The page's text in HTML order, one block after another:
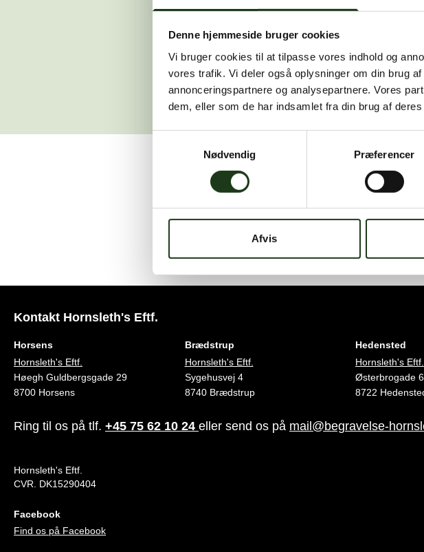
Denne hjemmeside bruger cookies
Vi bruger cookies til at tilpasse vores indhold og
vores trafik. Vi deler også oplysninger om din brug
annonceringspartnere og analysepartnere. Vores
dem, eller som de har indsamlet fra din brug af deres
Samtykkevalg
Nødvendig
Præferencer
Afvis
Gå til
Har
Vi er her for at hjælpe dig. Du er velkommen
Kontakt Hornsleth's Eftf.
Horsens
Hornsleth's Eftf.
Høegh Guldbergsgade 29
8700 Horsens
Brædstrup
Hornsleth's Eftf.
Sygehusvej 4
8740 Brædstrup
Hedensted
Hornsleth's Eftf.
Østerbrogade 6
8722
Ring til os på tlf. +45 75 62 10 24 eller send os på mail@begravelse-
Hornsleth's Eftf.
CVR. DK15290404
Facebook
Find os på Facebook